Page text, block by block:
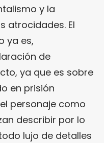
y la
atrocidades. El
ya es,
de
ya que es sobre
en prisión
personaje como
describir por lo
lujo de detalles